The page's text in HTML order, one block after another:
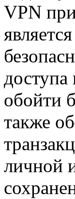
VPN
обойти
также
личной